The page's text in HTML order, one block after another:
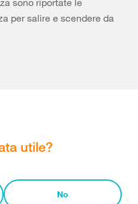
sono riportate le
per salire e scendere da
utile?
No